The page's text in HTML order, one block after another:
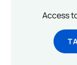
Access